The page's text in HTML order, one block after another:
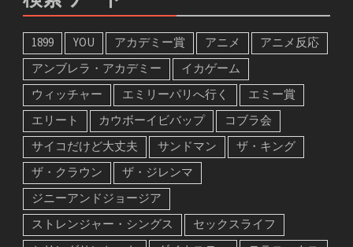
検索ワード
1899 YOU アカデミー賞 アニメ
アニメ反応
アンブレラ・アカデミー
イカゲーム
ウィッチャー
エミリーパリへ行く
エミー賞
エリート
カウボーイビバップ
コブラ会
サイコだけど大丈夫
サンドマン
ザ・キング
ザ・クラウン
ザ・ジレンマ
ジニーアンドジョージア
ストレンジャー・シングス
セックスライフ